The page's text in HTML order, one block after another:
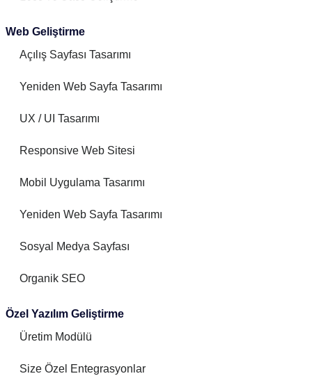
Web Geliştirme
Açılış Sayfası Tasarımı
Yeniden Web Sayfa Tasarımı
UX / UI Tasarımı
Responsive Web Sitesi
Mobil Uygulama Tasarımı
Yeniden Web Sayfa Tasarımı
Sosyal Medya Sayfası
Organik SEO
Özel Yazılım Geliştirme
Üretim Modülü
Size Özel Entegrasyonlar